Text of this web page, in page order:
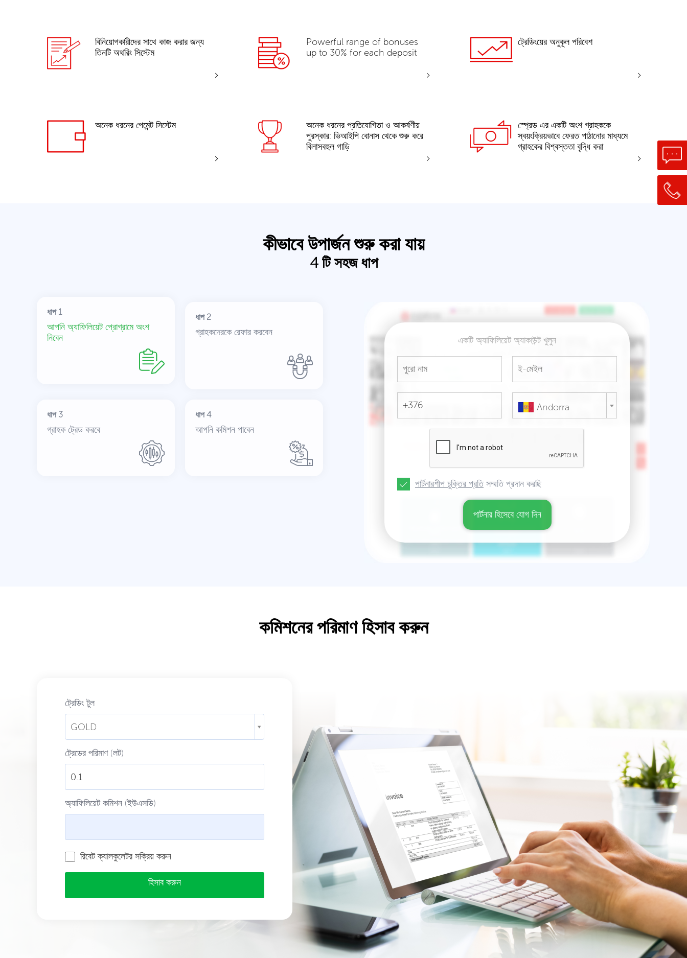
বিনিয়োগকারীদের সাথে কাজ করার জন্য
তিনটি অথরিং সিস্টেম
Powerful range of bonuses
up to 30% for each deposit
ট্রেডিংয়ের অনুকূল পরিবেশ
অনেক ধরনের পেমেন্ট সিস্টেম
অনেক ধরনের প্রতিযোগিতা ও আকর্ষণীয়
পুরস্কার: ভিআইপি বোনাস থেকে শুরু করে
বিলাসবহুল গাড়ি
স্প্রেড এর একটি অংশ গ্রাহককে
স্বয়ংক্রিয়ভাবে ফেরত পাঠানোর মাধ্যমে
গ্রাহকের বিশ্বস্ততা বৃদ্ধি করা
কীভাবে উপার্জন শুরু করা যায়
4 টি সহজ ধাপ
ধাপ 1
আপনি অ্যাফিলিয়েট প্রোগ্রামে অংশ
নিবেন
ধাপ 2
গ্রাহকদেরকে রেফার করবেন
ধাপ 3
গ্রাহক ট্রেড করবে
ধাপ 4
আপনি কমিশন পাবেন
একটি অ্যাফিলিয়েট অ্যাকাউন্ট খুলুন
Andorra
পার্টনারশীপ চুক্তির প্রতিসম্মতি প্রদান করছি
পার্টনার হিসেবে যোগ দিন
কমিশনের পরিমাণ হিসাব করুন
ট্রেডিং টুল
GOLD
ট্রেডের পরিমাণ (লট)
অ্যাফিলিয়েট কমিশন (ইউএসডি)
রিবেট ক্যালকুলেটর সক্রিয় করুন
হিসাব করুন